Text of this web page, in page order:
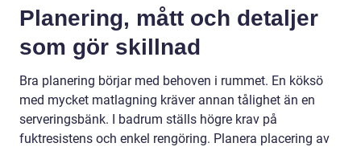
Planering, mått och detaljer
som gör skillnad
Bra planering börjar med behoven i rummet. En köksö
med mycket matlagning kräver annan tålighet än en
serveringsbänk. I badrum ställs högre krav på
fuktresistens och enkel rengöring. Planera placering av